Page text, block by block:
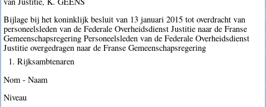
Bijlage bij het koninklijk besluit van 13 januari 2015 tot overdracht van
personeelsleden van de Federale Overheidsdienst Justitie naar de Franse
Gemeenschapsregering Personeelsleden van de Federale Overheidsdienst
Justitie overgedragen naar de Franse Gemeenschapsregering
1. Rijksambtenaren
Nom - Naam
Niveau